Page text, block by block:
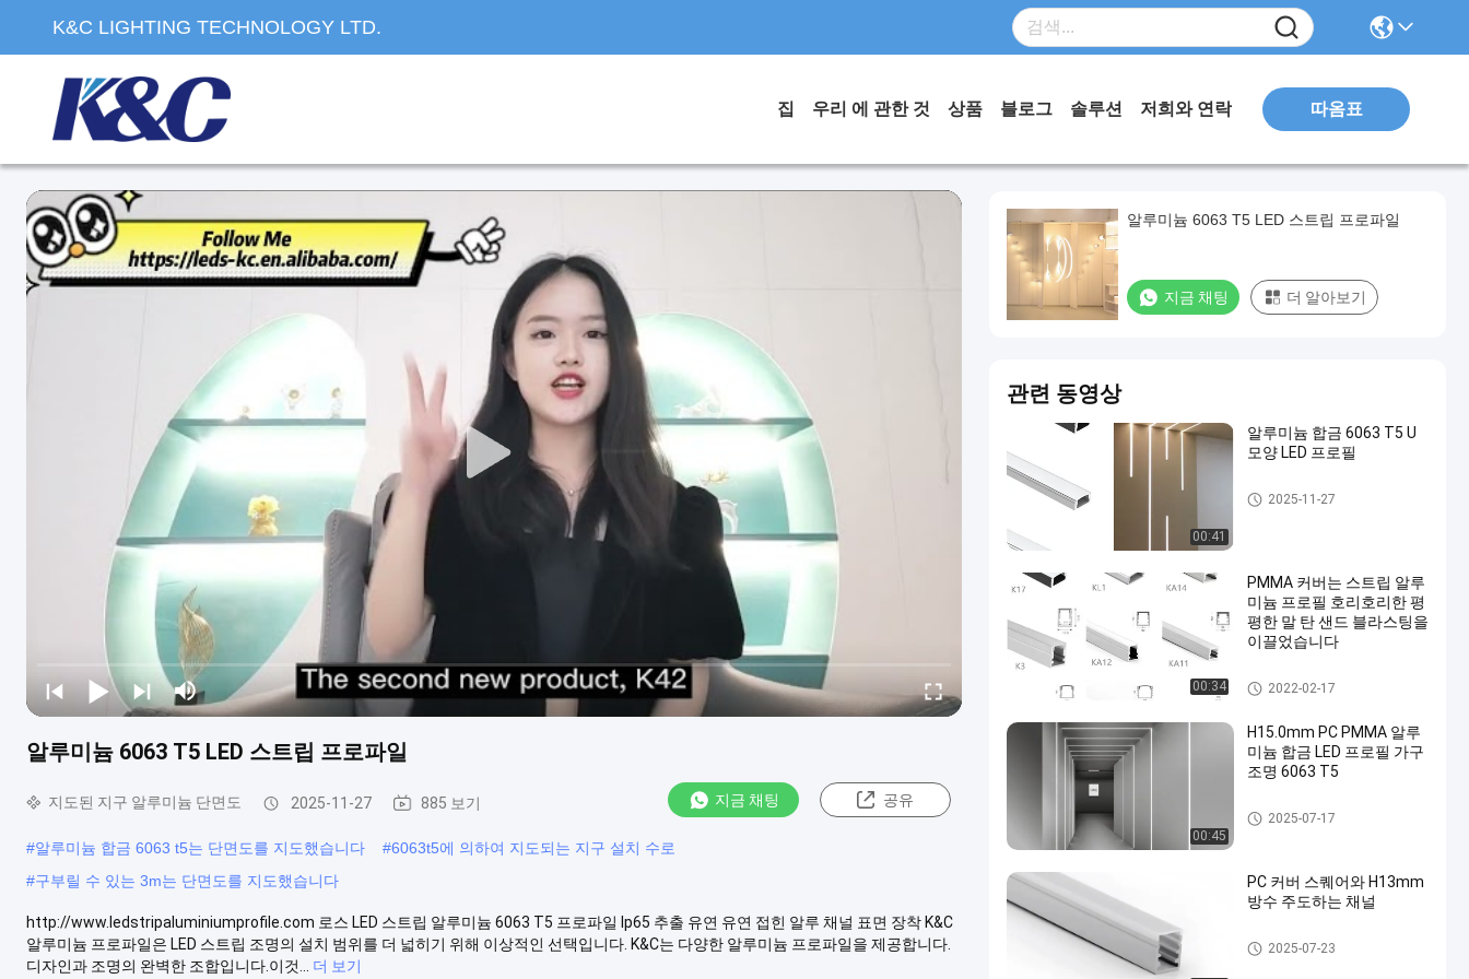
K&C LIGHTING TECHNOLOGY LTD.
집 우리 에 관한 것 상품 블로그 솔루션 저희와 연락 따옴표
알루미늄 6063 T5 LED 스트립 프로파일
지도된 지구 알루미늄 단면도 2025-11-27 885 보기 지금 채팅 공유
#알루미늄 합금 6063 t5는 단면도를 지도했습니다 #6063t5에 의하여 지도되는 지구 설치 수로
#구부릴 수 있는 3m는 단면도를 지도했습니다
http://www.ledstripaluminiumprofile.com 로스 LED 스트립 알루미늄 6063 T5 프로파일 Ip65 추출 유연 유연 접힌 알루 채널 표면 장착 K&C
알루미늄 프로파일은 LED 스트립 조명의 설치 범위를 더 넓히기 위해 이상적인 선택입니다. K&C는 다양한 알루미늄 프로파일을 제공합니다.
디자인과 조명의 완벽한 조합입니다.이것...
더 보기
알루미늄 6063 T5 LED 스트립 프로파일
지금 채팅 더 알아보기
관련 동영상
00:41
알루미늄 합금 6063 T5 U
모양 LED 프로필
지도된 지구 알루미늄 단면도
2025-11-27
00:34
PMMA 커버는 스트립 알루
미늄 프로필 호리호리한 평
평한 말 탄 샌드 블라스팅을
이끌었습니다
지도된 지구 알루미늄 단면도
2022-02-17
00:45
H15.0mm PC PMMA 알루
미늄 합금 LED 프로필 가구
조명 6063 T5
지도된 지구 알루미늄 단면도
2025-07-17
PC 커버 스퀘어와 H13mm
방수 주도하는 채널
방수 LED 채널
2025-07-23